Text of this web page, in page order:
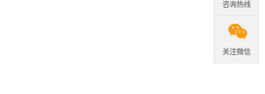
咨询热线

关注微信